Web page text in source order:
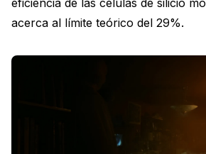
eficiencia de las células de silicio
acerca al límite teórico del 29%.